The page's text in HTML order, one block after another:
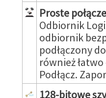
Proste
Odbiornik
odbiornik
podłączony
również
Podłącz.
128-bitowe